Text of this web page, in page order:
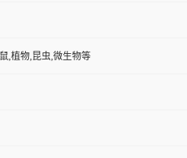
,植物,昆虫,微生物等